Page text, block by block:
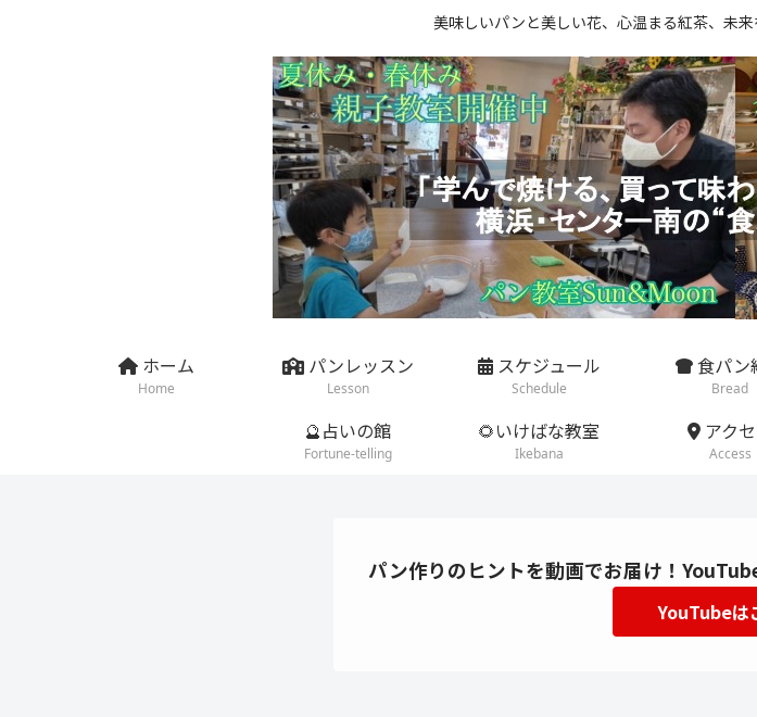
美味しいパンと美しい花、心温まる紅茶、未
ホーム
Home
パンレッスン
Lesson
スケジュール
Schedule
食パン
Bread
🔮占いの館
Fortune-telling
🌻いけばな教室
Ikebana
アク
Access
パン作りのヒントを動画でお届け！
YouTubeは